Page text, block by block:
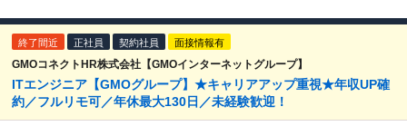
終了間近 正社員 契約社員 面接情報有
GMOコネクトHR株式会社【GMOインターネットグループ】
ITエンジニア【GMOグループ】★キャリアアップ重視★年収UP確
約／フルリモ可／年休最大130日／未経験歓迎！